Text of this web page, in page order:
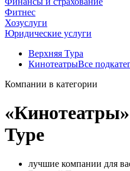
Фитнес
Хозуслуги
Юридические услуги
Верхняя Тура
КинотеатрыВсе
Компании в категории
Туре
лучшие компании для